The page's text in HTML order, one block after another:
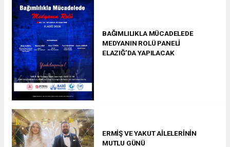
BAĞIMLILIKLA MÜCADELEDE
MEDYANIN ROLÜ PANELİ
ELAZIĞ’DA YAPILACAK
ERMİŞ VE YAKUT AİLELERİNİN
MUTLU GÜNÜ